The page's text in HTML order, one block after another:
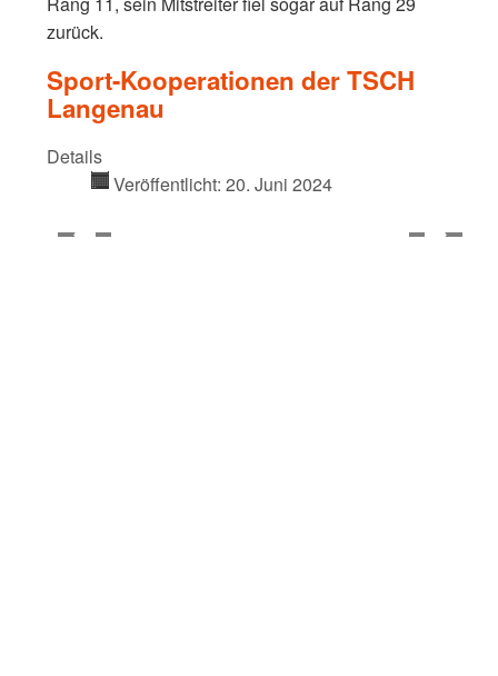
zurück.
Sport-Kooperationen der TSCH
Langenau
Details
Veröffentlicht: 20. Juni 2024